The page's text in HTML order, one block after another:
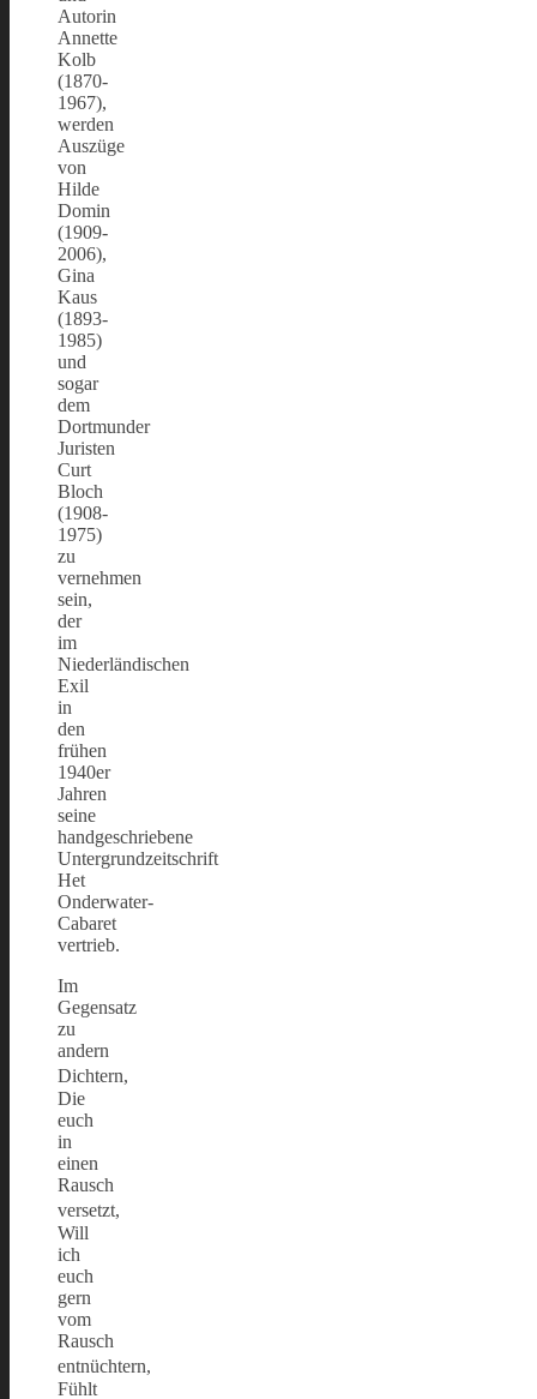
Autorin
Annette
Kolb
(1870-
1967),
werden
Auszüge
von
Hilde
Domin
(1909-
2006),
Gina
Kaus
(1893-
1985)
und
sogar
dem
Dortmunder
Juristen
Curt
Bloch
(1908-
1975)
zu
vernehmen
sein,
der
im
Niederländischen
Exil
in
den
frühen
1940er
Jahren
seine
handgeschriebene
Untergrundzeitschrift
Het
Onderwater-
Cabaret
vertrieb.
Im
Gegensatz
zu
andern
Dichtern,
Die
euch
in
einen
Rausch
versetzt,
Will
ich
euch
gern
vom
Rausch
entnüchtern,
Fühlt